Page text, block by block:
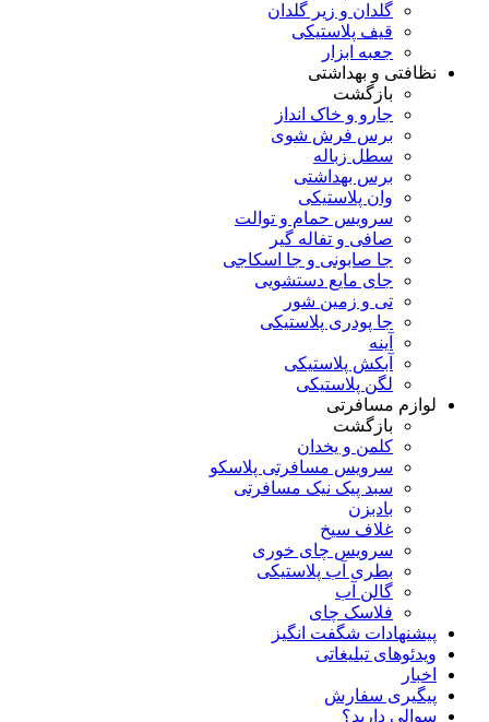
گلدان و زیر گلدان
قیف پلاستیکی
جعبه ابزار
نظافتی و بهداشتی
بازگشت
جارو و خاک انداز
برس فرش شوی
سطل زباله
برس بهداشتی
وان پلاستیکی
سرویس حمام و توالت
صافی و تفاله گیر
جا صابونی و جا اسکاجی
جای مایع دستشویی
تی و زمین شور
جا پودری پلاستیکی
آینه
آبکش پلاستیکی
لگن پلاستیکی
لوازم مسافرتی
بازگشت
کلمن و یخدان
سرویس مسافرتی پلاسکو
سبد پیک نیک مسافرتی
بادبزن
غلاف سیخ
سرویس چای خوری
بطری آب پلاستیکی
گالن آب
فلاسک چای
پیشنهادات شگفت انگیز
ویدئوهای تبلیغاتی
اخبار
پیگیری سفارش
سوالی دارید؟